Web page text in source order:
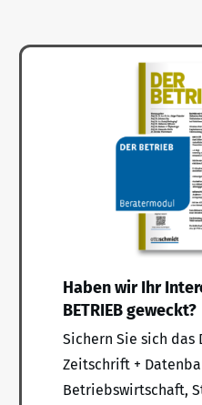
Haben wir Ihr
BETRIEB geweckt?
Sichern Sie sich das
Zeitschrift +
Betriebswirtschaft,